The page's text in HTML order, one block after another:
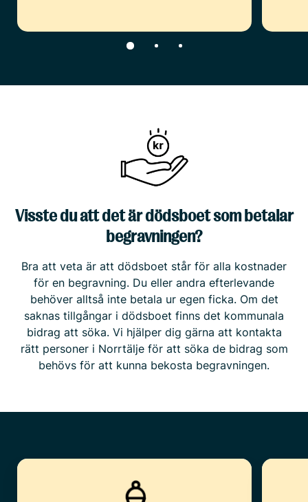
Visste du att det är dödsboet som betalar
begravningen?
Bra att veta är att dödsboet står för alla kostnader
för en begravning. Du eller andra efterlevande
behöver alltså inte betala ur egen ficka. Om det
saknas tillgångar i dödsboet finns det kommunala
bidrag att söka. Vi hjälper dig gärna att kontakta
rätt personer i Norrtälje för att söka de bidrag som
behövs för att kunna bekosta begravningen.